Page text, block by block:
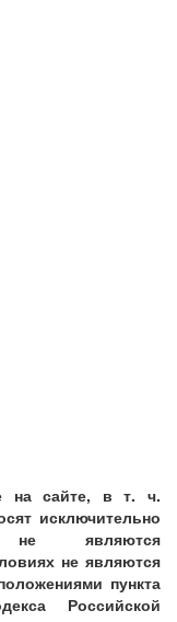
на сайте, в т. ч.
исключительно
не являются
не являются
пункта
Российской